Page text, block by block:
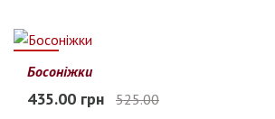
17%
Босоніжки
435.00 грн 525.00